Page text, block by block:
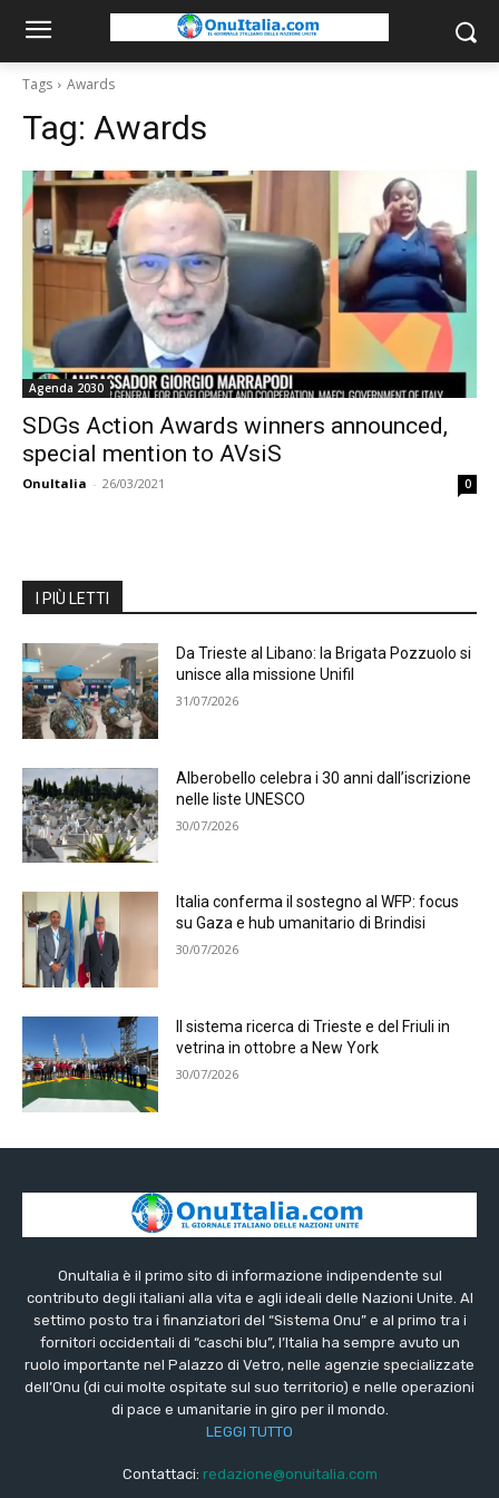
Tags Awards
Tag: Awards
Agenda 2030
SDGs Action Awards winners announced,
special mention to AVsiS
OnuItalia - 26/03/2021 0
I PIÙ LETTI
Da Trieste al Libano: la Brigata Pozzuolo si
unisce alla missione Unifil
31/07/2026
Alberobello celebra i 30 anni dall’iscrizione
nelle liste UNESCO
30/07/2026
Italia conferma il sostegno al WFP: focus
su Gaza e hub umanitario di Brindisi
30/07/2026
Il sistema ricerca di Trieste e del Friuli in
vetrina in ottobre a New York
30/07/2026
OnuItalia è il primo sito di informazione indipendente sul
contributo degli italiani alla vita e agli ideali delle Nazioni Unite. Al
settimo posto tra i finanziatori del “Sistema Onu” e al primo tra i
fornitori occidentali di “caschi blu”, l’Italia ha sempre avuto un
ruolo importante nel Palazzo di Vetro, nelle agenzie specializzate
dell’Onu (di cui molte ospitate sul suo territorio) e nelle operazioni
di pace e umanitarie in giro per il mondo.
LEGGI TUTTO
Contattaci: redazione@onuitalia.com